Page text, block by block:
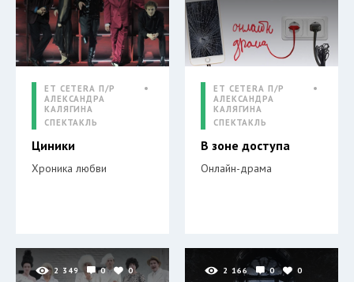
ET CETERA П/Р
АЛЕКСАНДРА
КАЛЯГИНА
СПЕКТАКЛЬ
Циники
Хроника любви
ET CETERA П/Р
АЛЕКСАНДРА
КАЛЯГИНА
СПЕКТАКЛЬ
В зоне доступа
Онлайн-драма
2 349 0 0 2 166 0 0